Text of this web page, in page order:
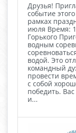
Друзья!
событие
рамках
июля Время:
Горького
водным
водой. Это
командный
провести
с собой
победить.
и...